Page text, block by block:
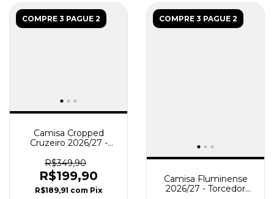
COMPRE 3 PAGUE 2
Camisa Cropped
Cruzeiro 2026/27 -
Azul
R$349,90
R$199,90
R$189,91 com Pix
COMPRE 3 PAGUE 2
Camisa Fluminense
2026/27 - Torcedor